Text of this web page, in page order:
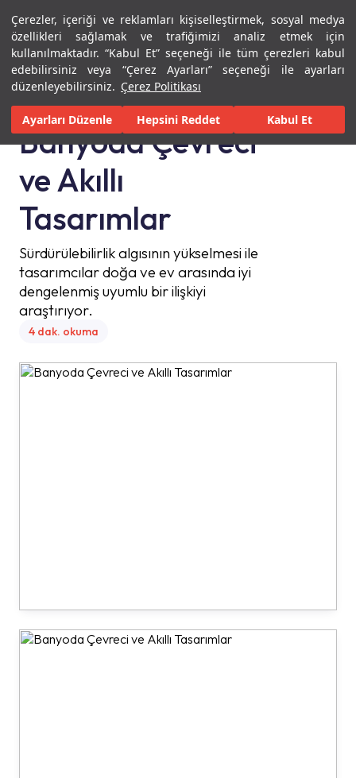
Çerezler, içeriği ve reklamları kişiselleştirmek, sosyal medya
özellikleri sağlamak ve trafiğimizi analiz etmek için
kullanılmaktadır. “Kabul Et” seçeneği ile tüm çerezleri kabul
edebilirsiniz veya “Çerez Ayarları” seçeneği ile ayarları
düzenleyebilirsiniz. Çerez Politikası
Ayarları Düzenle Hepsini Reddet Kabul Et
Menü Menü
Ana Sayfa Banyoda Çevreci ve Akıllı Tasarımlar
Banyoda Çevreci
ve Akıllı
Tasarımlar
Sürdürülebilirlik algısının yükselmesi ile
tasarımcılar doğa ve ev arasında iyi
dengelenmiş uyumlu bir ilişkiyi
araştırıyor.
4 dak. okuma